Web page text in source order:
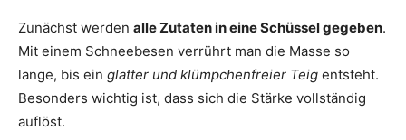
Zunächst werden alle Zutaten in eine Schüssel gegeben.
Mit einem Schneebesen verrührt man die Masse so
lange, bis ein glatter und klümpchenfreier Teig entsteht.
Besonders wichtig ist, dass sich die Stärke vollständig
auflöst.